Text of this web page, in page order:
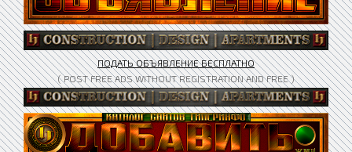
ПОДАТЬ ОБЪЯВЛЕНИЕ БЕСПЛАТНО
( POST FREE ADS WITHOUT REGISTRATION AND FREE )